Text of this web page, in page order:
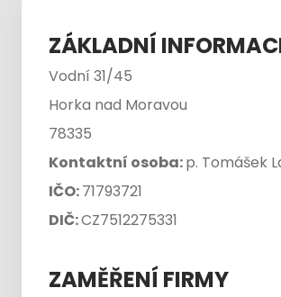
ZÁKLADNÍ
Vodní 31/45
Horka nad Moravou
78335
Kontaktní osoba:p. Tomášek
IČO:71793721
DIČ:CZ7512275331
ZAMĚŘENÍ FIRMY